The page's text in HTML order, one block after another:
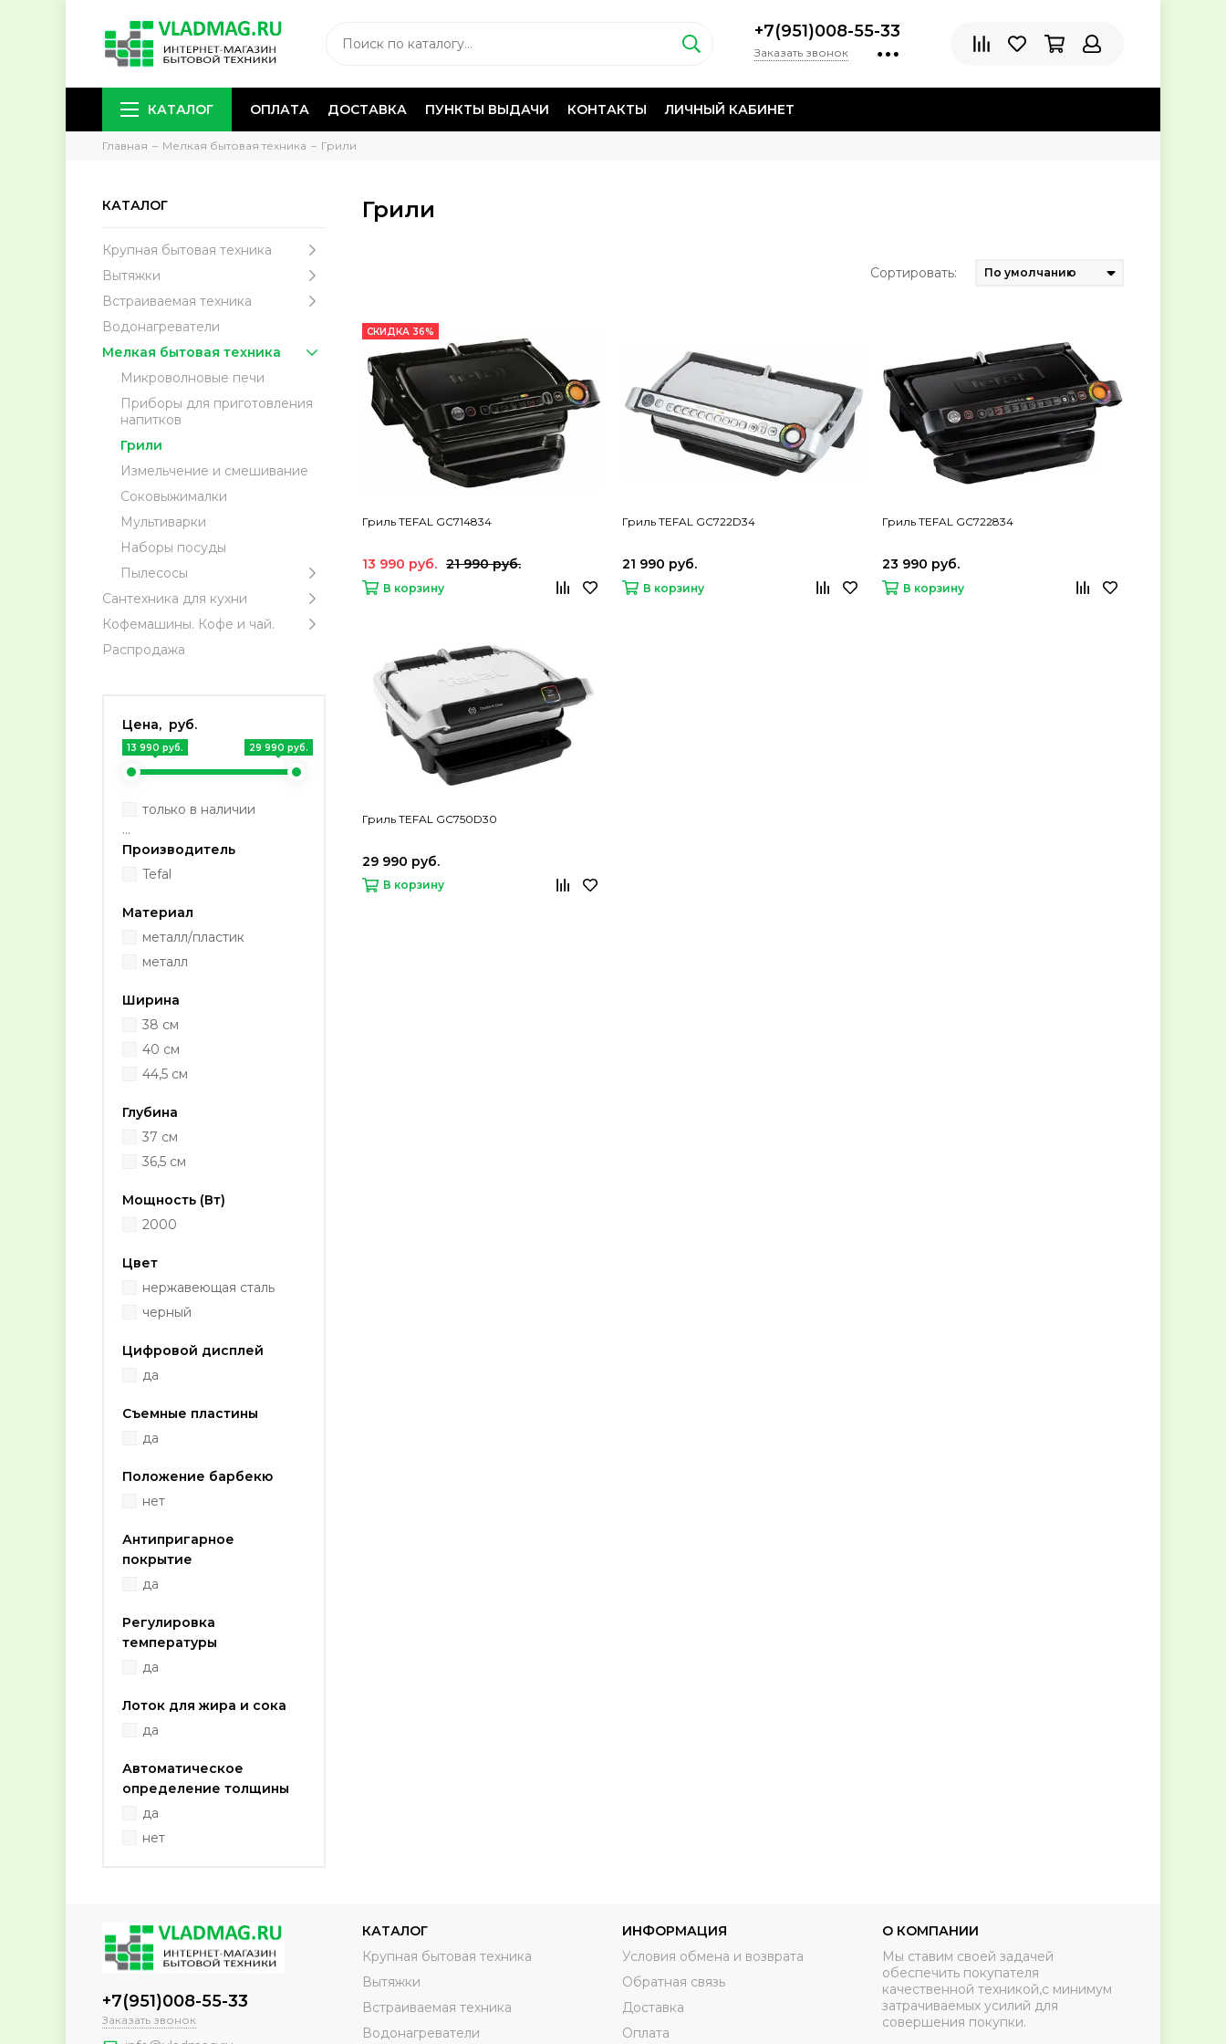
+7(951)008-55-33
Заказать звонок
КАТАЛОГ ОПЛАТА ДОСТАВКА ПУНКТЫ ВЫДАЧИ КОНТАКТЫ ЛИЧНЫЙ КАБИНЕТ
Главная Мелкая бытовая техника Грили
КАТАЛОГ
Крупная бытовая техника
Вытяжки
Встраиваемая техника
Водонагреватели
Мелкая бытовая техника
Микроволновые печи
Приборы для приготовления
напитков
Грили
Измельчение и смешивание
Соковыжималки
Мультиварки
Наборы посуды
Пылесосы
Сантехника для кухни
Кофемашины. Кофе и чай.
Распродажа
Цена, руб.
13 990 руб. 29 990 руб.
только в наличии
...
Производитель
Tefal
Материал
металл/пластик
металл
Ширина
38 см
40 см
44,5 см
Глубина
37 см
36,5 см
Мощность (Вт)
2000
Цвет
нержавеющая сталь
черный
Цифровой дисплей
да
Съемные пластины
да
Положение барбекю
нет
Антипригарное
покрытие
да
Регулировка
температуры
да
Лоток для жира и сока
да
Автоматическое
определение толщины
да
нет
Грили
Сортировать:
СКИДКА 36%
Гриль TEFAL GC714834
13 990 руб. 21 990 руб.
В корзину
Гриль TEFAL GC722D34
21 990 руб.
В корзину
Гриль TEFAL GC722834
23 990 руб.
В корзину
Гриль TEFAL GC750D30
29 990 руб.
В корзину
+7(951)008-55-33
Заказать звонок
КАТАЛОГ
Крупная бытовая техника
Вытяжки
Встраиваемая техника
Водонагреватели
ИНФОРМАЦИЯ
Условия обмена и возврата
Обратная связь
Доставка
Оплата
О КОМПАНИИ
Мы ставим своей задачей
обеспечить покупателя
качественной техникой,с минимум
затрачиваемых усилий для
совершения покупки.